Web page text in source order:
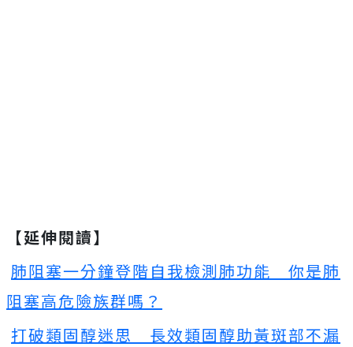
【延伸閱讀】
肺阻塞一分鐘登階自我檢測肺功能 你是肺
阻塞高危險族群嗎？
打破類固醇迷思 長效類固醇助黃斑部不漏